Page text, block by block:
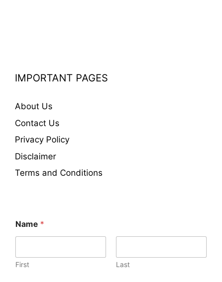
IMPORTANT PAGES
About Us
Contact Us
Privacy Policy
Disclaimer
Terms and Conditions
o
m
n
Name *
First Last